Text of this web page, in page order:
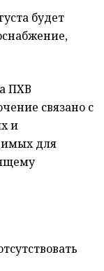
будет
ПХВ
связано с
и
для